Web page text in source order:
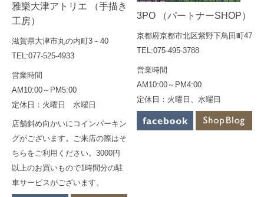
雅樂大津アトリエ （手描き
工房）
滋賀県大津市丸の内町3－40
TEL:077-525-4933
営業時間
AM10:00～PM5:00
定休日：火曜日 水曜日
店舗斜め向かいにコインパーキン
グがございます。ご来店の際はそ
ちらをご利用ください。3000円
以上のお買いもので1時間分の駐
車サービスがございます。
3PO （パートナーSHOP）
京都府京都市北区紫野下鳥田町47
TEL:075-495-3788
営業時間
AM10:00～PM4:00
定休日：火曜日、水曜日